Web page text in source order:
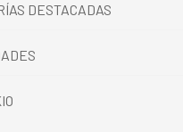
DESTACADAS